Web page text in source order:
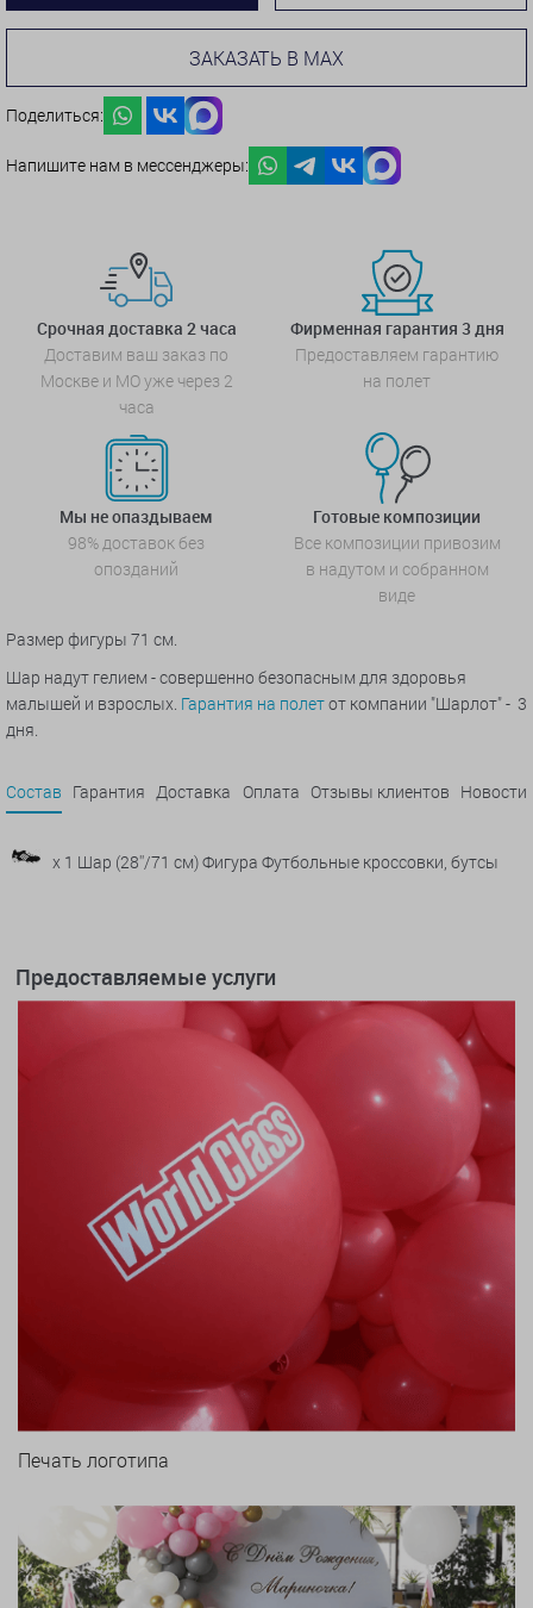
ЗАКАЗАТЬ В MAX
Поделиться:
Напишите нам в мессенджеры:
Срочная доставка 2 часа
Доставим ваш заказ по
Москве и МО уже через 2
часа
Фирменная гарантия 3 дня
Предоставляем гарантию
на полет
Мы не опаздываем
98% доставок без
опозданий
Готовые композиции
Все композиции привозим
в надутом и собранном
виде
Размер фигуры 71 см.
Шар надут гелием - совершенно безопасным для здоровья
малышей и взрослых. Гарантия на полетот компании "Шарлот" - 3
дня.
Состав Гарантия Доставка Оплата Отзывы клиентов Новости
x 1 Шар (28''/71 см) Фигура Футбольные кроссовки, бутсы
Предоставляемые услуги
Печать логотипа